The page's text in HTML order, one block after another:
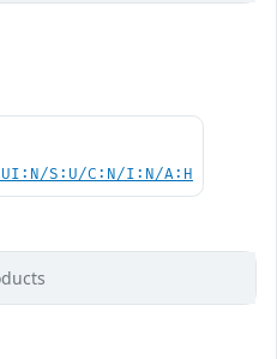
UI:N/S:U/C:N/I:N/A:H